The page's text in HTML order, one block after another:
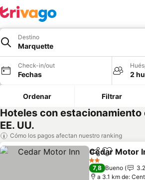
Destino
Marquette
Check-in/out
Fechas 2
Ordenar Filtrar
Hoteles con estacionamiento
EE. UU.
Cómo los pagos afectan nuestro ranking
CompartirAgregar a
Cedar Motor
2 Estrellas
7,8 Bueno
a 3.1 km de: